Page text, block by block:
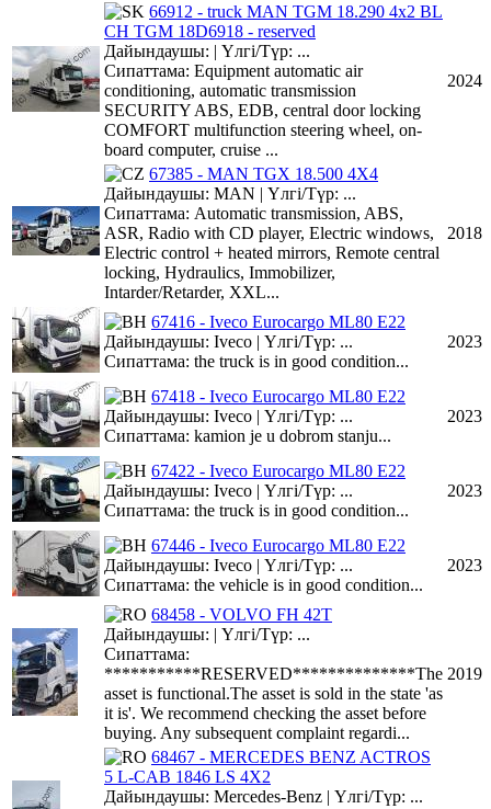
66912 - truck MAN TGM 18.290 4x2 BL
CH TGM 18D6918 - reserved
Дайындаушы: | Үлгі/Түр: ...
Сипаттама: Equipment automatic air
conditioning, automatic transmission
SECURITY ABS, EDB, central door locking
COMFORT multifunction steering wheel, on-
board computer, cruise ...
2024
67385 - MAN TGX 18.500 4X4
Дайындаушы: MAN | Үлгі/Түр: ...
Сипаттама: Automatic transmission, ABS,
ASR, Radio with CD player, Electric windows,
Electric control + heated mirrors, Remote central
locking, Hydraulics, Immobilizer,
Intarder/Retarder, XXL...
2018
67416 - Iveco Eurocargo ML80 E22
Дайындаушы: Iveco | Үлгі/Түр: ...
Сипаттама: the truck is in good condition...
2023
67418 - Iveco Eurocargo ML80 E22
Дайындаушы: Iveco | Үлгі/Түр: ...
Сипаттама: kamion je u dobrom stanju...
2023
67422 - Iveco Eurocargo ML80 E22
Дайындаушы: Iveco | Үлгі/Түр: ...
Сипаттама: the truck is in good condition...
2023
67446 - Iveco Eurocargo ML80 E22
Дайындаушы: Iveco | Үлгі/Түр: ...
Сипаттама: the vehicle is in good condition...
2023
68458 - VOLVO FH 42T
Дайындаушы: | Үлгі/Түр: ...
Сипаттама:
***********RESERVED**************The
asset is functional.The asset is sold in the state 'as
it is'. We recommend checking the asset before
buying. Any subsequent complaint regardi...
2019
68467 - MERCEDES BENZ ACTROS
5 L-CAB 1846 LS 4X2
Дайындаушы: Mercedes-Benz | Үлгі/Түр: ...